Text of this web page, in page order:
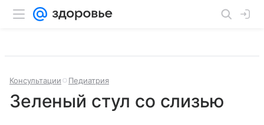
Консультации Педиатрия
Зеленый стул со слизью